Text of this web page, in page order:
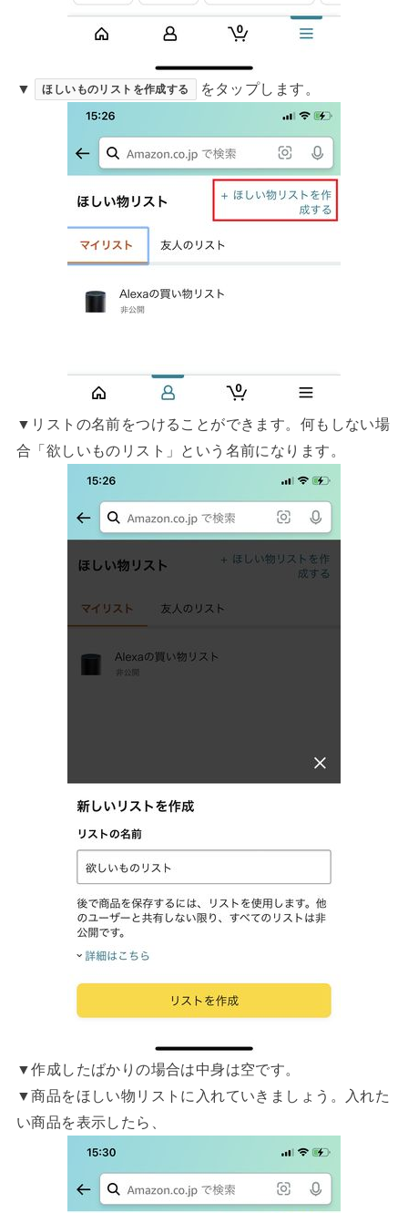
▼ ほしいものリストを作成する をタップします。
▼リストの名前をつけることができます。何もしない場
合「欲しいものリスト」という名前になります。
▼作成したばかりの場合は中身は空です。
▼商品をほしい物リストに入れていきましょう。入れた
い商品を表示したら、